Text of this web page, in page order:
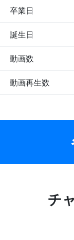
卒業日
誕生日
動画数
動画再生数
チ